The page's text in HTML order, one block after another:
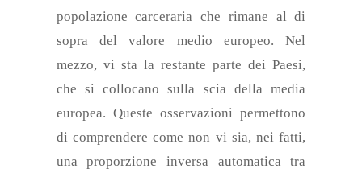
popolazione carceraria che rimane al di
sopra del valore medio europeo. Nel
mezzo, vi sta la restante parte dei Paesi,
che si collocano sulla scia della media
europea. Queste osservazioni permettono
di comprendere come non vi sia, nei fatti,
una proporzione inversa automatica tra